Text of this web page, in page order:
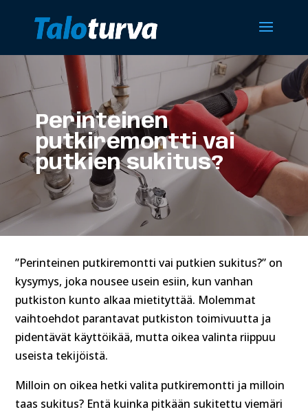
Perinteinen
putkiremontti vai
putkien sukitus?
”Perinteinen putkiremontti vai putkien sukitus?” on
kysymys, joka nousee usein esiin, kun vanhan
putkiston kunto alkaa mietityttää. Molemmat
vaihtoehdot parantavat putkiston toimivuutta ja
pidentävät käyttöikää, mutta oikea valinta riippuu
useista tekijöistä.
Milloin on oikea hetki valita putkiremontti ja milloin
taas sukitus? Entä kuinka pitkään sukitettu viemäri